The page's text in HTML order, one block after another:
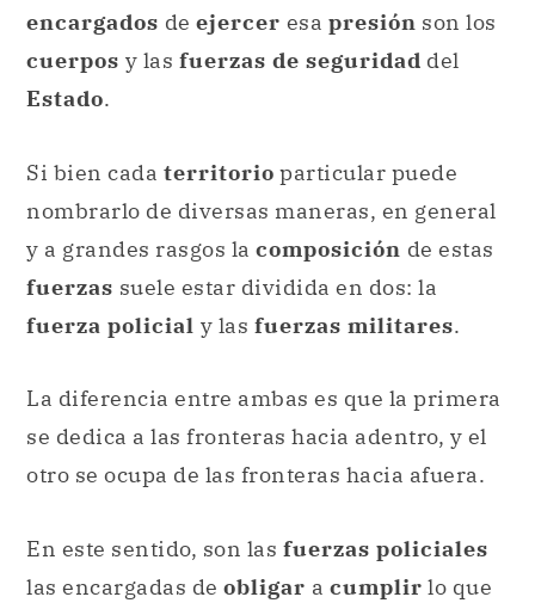
encargados de ejercer esa presión son los
cuerpos y las fuerzas de seguridad del
Estado.
Si bien cada territorio particular puede
nombrarlo de diversas maneras, en general
y a grandes rasgos la composición de estas
fuerzas suele estar dividida en dos: la
fuerza policial y las fuerzas militares.
La diferencia entre ambas es que la primera
se dedica a las fronteras hacia adentro, y el
otro se ocupa de las fronteras hacia afuera.
En este sentido, son las fuerzas policiales
las encargadas de obligar a cumplir lo que